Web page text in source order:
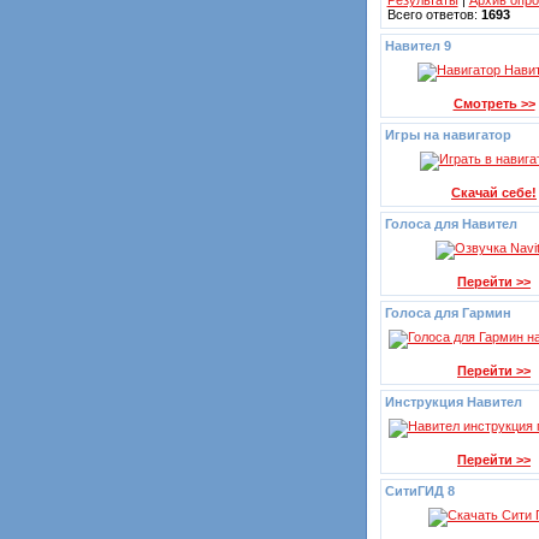
Всего ответов: 1693
Навител 9
Смотреть >>
Игры на навигатор
Скачай себе!
Голоса для Навител
Перейти >>
Голоса для Гармин
Перейти >>
Инструкция Навител
Перейти >>
СитиГИД 8